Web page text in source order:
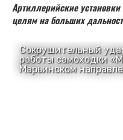
Артиллерийские
целям на больших